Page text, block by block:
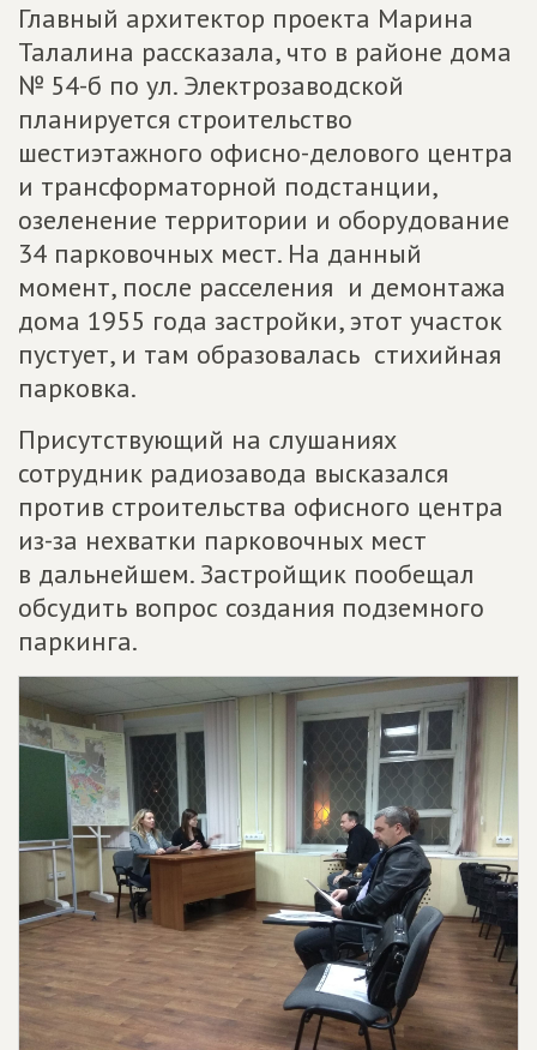
Главный архитектор проекта Марина
Талалина рассказала, что в районе дома
№ 54-б по ул. Электрозаводской
планируется строительство
шестиэтажного офисно-делового центра
и трансформаторной подстанции,
озеленение территории и оборудование
34 парковочных мест. На данный
момент, после расселения и демонтажа
дома 1955 года застройки, этот участок
пустует, и там образовалась стихийная
парковка.
Присутствующий на слушаниях
сотрудник радиозавода высказался
против строительства офисного центра
из-за нехватки парковочных мест
в дальнейшем. Застройщик пообещал
обсудить вопрос создания подземного
паркинга.